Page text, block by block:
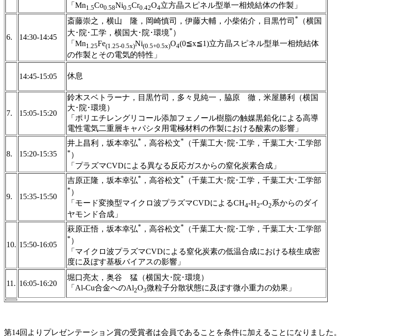
「Mn1.5Co0.58Ni0.5Cr0.42O4立方晶スピネル型単一相焼結体の作製」
6. 14:30-14:45
斎藤崇之，横山 隆，岡崎慎司，伊藤大輔，小柴佑介，目黒竹司 *
（横国
大･院･工学，横国大･院･環境* ）
「Mn1.25Fe(1.25-0.5x)Ni(0.5+0.5x)O4(0≦x≦1)立方晶スピネル型単一相焼結体
の作製とその電気的特性」
14:45-15:05 休息
7. 15:05-15:20
鈴木スベトラーナ，目黒竹司，多々見純一，脇原 徹，米屋勝利（横国
大･院･環境）
「ポリエチレングリコール添加フェノール樹脂の触媒黒鉛化による高導
電性電気二重層キャパシタ用電極材料の作製における酸素の影響」
8. 15:20-15:35
井上昌利，坂本幸弘* ，高谷松文* （千葉工大･院･工学，千葉工大･工学部
* ）
「プラズマCVDによる異なる反応ガスからの窒化炭素合成」
9. 15:35-15:50
吉原正隆，坂本幸弘* ，高谷松文* （千葉工大･院･工学，千葉工大･工学部
* ）
「モード変換型マイクロ波プラズマCVDによるCH4-H2-O2系からのダイ
ヤモンド合成」
10. 15:50-16:05
萩原正悟，坂本幸弘* ，高谷松文* （千葉工大･院･工学，千葉工大･工学部
* ）
「マイクロ波プラズマCVDによる窒化炭素の低温合成における核生成密
度に及ぼす基板バイアスの影響」
11. 16:05-16:20
堀口亮太，奥谷 猛（横国大･院･環境）
「Al-Cu合金へのAl2O3微粒子分散状態に及ぼす微小重力の効果」
第14回よりプレゼンテーション賞の受賞者は会員であることを条件に加えることになりました。